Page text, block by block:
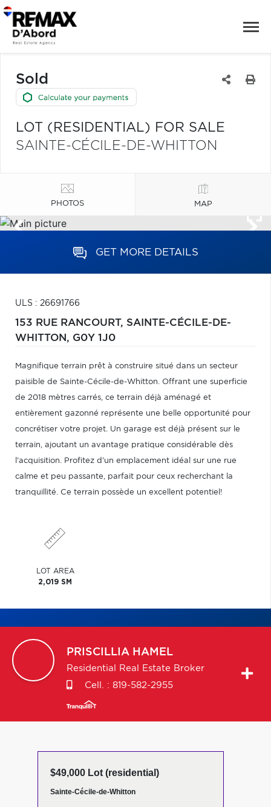
Sold
LOT (RESIDENTIAL) FOR SALE
SAINTE-CÉCILE-DE-WHITTON
PHOTOS MAP
GET MORE DETAILS
ULS : 26691766
153 RUE RANCOURT, SAINTE-CÉCILE-DE-
WHITTON, G0Y 1J0
Magnifique terrain prêt à construire situé dans un secteur
paisible de Sainte-Cécile-de-Whitton. Offrant une superficie
de 2018 mètres carrés, ce terrain déjà aménagé et
entièrement gazonné représente une belle opportunité pour
concrétiser votre projet. Un garage est déjà présent sur le
terrain, ajoutant un avantage pratique considérable dès
l'acquisition. Profitez d'un emplacement idéal sur une rue
calme et peu passante, parfait pour ceux recherchant la
tranquillité. Ce terrain possède un excellent potentiel!
LOT AREA
2,019 SM
PRISCILLIA HAMEL
Residential Real Estate Broker
Cell. : 819-582-2955
$49,000 Lot (residential)
Sainte-Cécile-de-Whitton